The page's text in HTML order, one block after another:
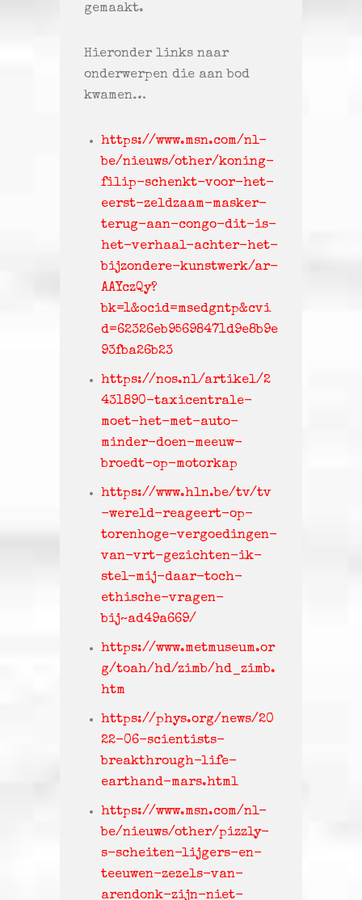
gemaakt.
Hieronder links naar
onderwerpen die aan bod
kwamen…
https://www.msn.com/nl-
be/nieuws/other/koning-
filip-schenkt-voor-het-
eerst-zeldzaam-masker-
terug-aan-congo-dit-is-
het-verhaal-achter-het-
bijzondere-kunstwerk/ar-
AAYczQy?
bk=1&ocid=msedgntp&cvi
d=62326eb95698471d9e8b9e
93fba26b23
https://nos.nl/artikel/2
431890-taxicentrale-
moet-het-met-auto-
minder-doen-meeuw-
broedt-op-motorkap
https://www.hln.be/tv/tv
-wereld-reageert-op-
torenhoge-vergoedingen-
van-vrt-gezichten-ik-
stel-mij-daar-toch-
ethische-vragen-
bij~ad49a669/
https://www.metmuseum.or
g/toah/hd/zimb/hd_zimb.
htm
https://phys.org/news/20
22-06-scientists-
breakthrough-life-
earthand-mars.html
https://www.msn.com/nl-
be/nieuws/other/pizzly-
s-scheiten-lijgers-en-
teeuwen-zezels-van-
arendonk-zijn-niet-